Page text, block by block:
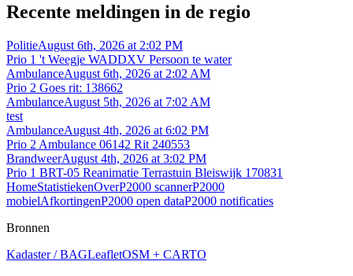
Recente meldingen in de regio
PolitieAugust 6th, 2026 at 2:02 PM
Prio 1 't Weegje WADDXV Persoon te water
AmbulanceAugust 6th, 2026 at 2:02 AM
Prio 2 Goes rit: 138662
AmbulanceAugust 5th, 2026 at 7:02 AM
test
AmbulanceAugust 4th, 2026 at 6:02 PM
Prio 2 Ambulance 06142 Rit 240553
BrandweerAugust 4th, 2026 at 3:02 PM
Prio 1 BRT-05 Reanimatie Terrastuin Bleiswijk 170831
HomeStatistiekenOverP2000 scannerP2000
mobielAfkortingenP2000 open dataP2000 notificaties
Bronnen
Kadaster / BAGLeafletOSM + CARTO